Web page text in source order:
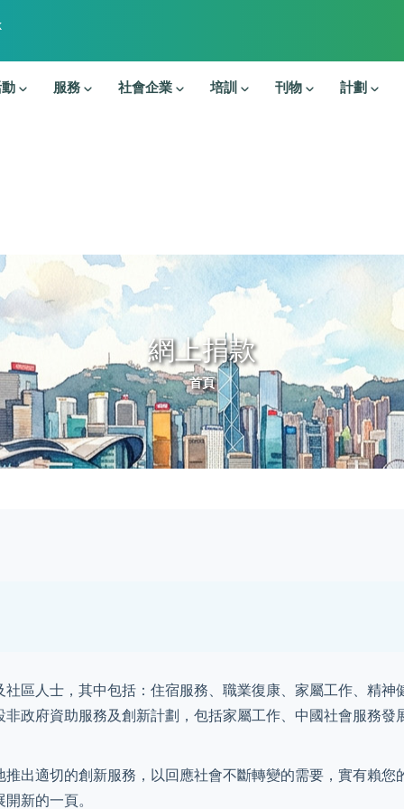
服務 社會企業 培訓 刊物 計劃
網上捐款
導航連結
首頁
區人士，其中包括：住宿服務、職業復康、家屬工作、精神
政府資助服務及創新計劃，包括家屬工作、中國社會服務發
出適切的創新服務，以回應社會不斷轉變的需要，實有賴您
新的一頁。